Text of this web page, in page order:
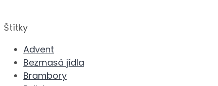
Štítky
Advent
Bezmasá jídla
Brambory